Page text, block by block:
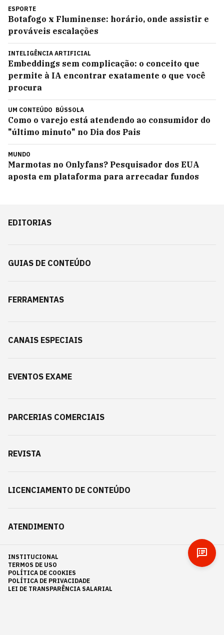
ESPORTE
Botafogo x Fluminense: horário, onde assistir e
prováveis escalações
INTELIGÊNCIA ARTIFICIAL
Embeddings sem complicação: o conceito que
permite à IA encontrar exatamente o que você
procura
UM CONTEÚDO BÚSSOLA
Como o varejo está atendendo ao consumidor do
"último minuto" no Dia dos Pais
MUNDO
Marmotas no Onlyfans? Pesquisador dos EUA
aposta em plataforma para arrecadar fundos
EDITORIAS
GUIAS DE CONTEÚDO
FERRAMENTAS
CANAIS ESPECIAIS
EVENTOS EXAME
PARCERIAS COMERCIAIS
REVISTA
LICENCIAMENTO DE CONTEÚDO
ATENDIMENTO
INSTITUCIONAL
TERMOS DE USO
POLÍTICA DE COOKIES
POLÍTICA DE PRIVACIDADE
LEI DE TRANSPARÊNCIA SALARIAL